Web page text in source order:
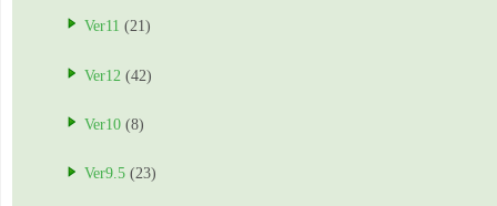
Ver11 (21)
Ver12 (42)
Ver10 (8)
Ver9.5 (23)